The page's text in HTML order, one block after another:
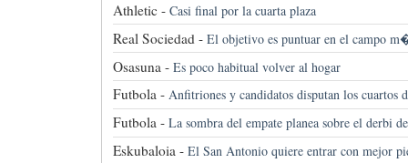
Athletic - Casi final por la cuarta plaza
Real Sociedad - El objetivo es puntuar en el campo
Osasuna - Es poco habitual volver al hogar
Futbola - Anfitriones y candidatos disputan los cuartos
Futbola - La sombra del empate planea sobre el derbi
Eskubaloia - El San Antonio quiere entrar con mejor